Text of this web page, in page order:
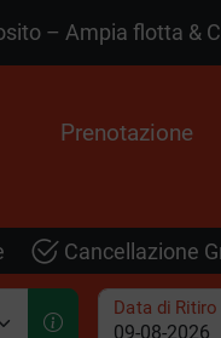
– Ampia flotta &
Prenotazione
Cancellazione
Data di Ritiro